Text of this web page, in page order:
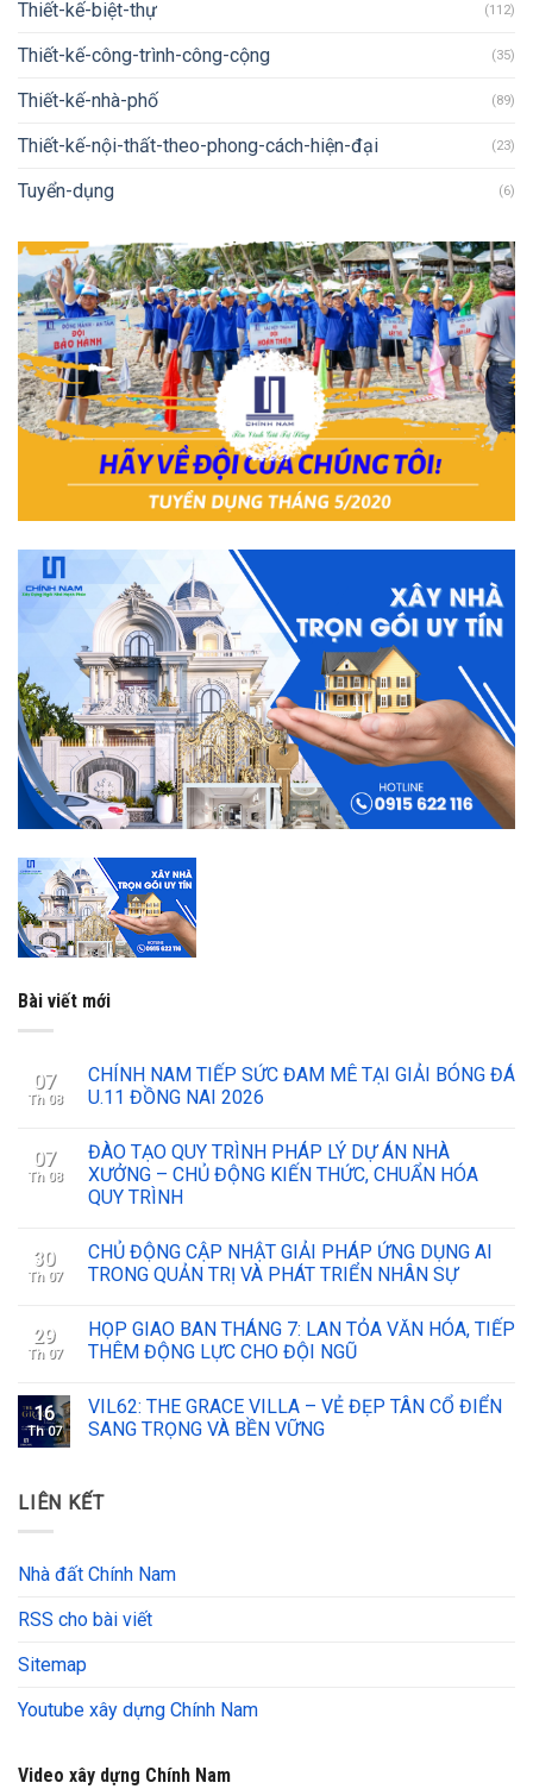
Thiết-kế-biệt-thự (112)
Thiết-kế-công-trình-công-cộng (35)
Thiết-kế-nhà-phố (89)
Thiết-kế-nội-thất-theo-phong-cách-hiện-đại (23)
Tuyển-dụng (6)
Bài viết mới
07
Th 08
CHÍNH NAM TIẾP SỨC ĐAM MÊ TẠI GIẢI BÓNG ĐÁ
U.11 ĐỒNG NAI 2026
07
Th 08
ĐÀO TẠO QUY TRÌNH PHÁP LÝ DỰ ÁN NHÀ
XƯỞNG – CHỦ ĐỘNG KIẾN THỨC, CHUẨN HÓA
QUY TRÌNH
30
Th 07
CHỦ ĐỘNG CẬP NHẬT GIẢI PHÁP ỨNG DỤNG AI
TRONG QUẢN TRỊ VÀ PHÁT TRIỂN NHÂN SỰ
29
Th 07
HỌP GIAO BAN THÁNG 7: LAN TỎA VĂN HÓA, TIẾP
THÊM ĐỘNG LỰC CHO ĐỘI NGŨ
16
Th 07
VIL62: THE GRACE VILLA – VẺ ĐẸP TÂN CỔ ĐIỂN
SANG TRỌNG VÀ BỀN VỮNG
LIÊN KẾT
Nhà đất Chính Nam
RSS cho bài viết
Sitemap
Youtube xây dựng Chính Nam
Video xây dựng Chính Nam